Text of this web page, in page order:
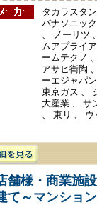
タカラスタ
パナソニッ
、 ノーリツ
ムアプライ
ームテクノ
アサヒ衛陶
ーエジャパ
東京ガス 、
大産業 、 サ
、 東リ 、
舗様・商業施
て～マンショ